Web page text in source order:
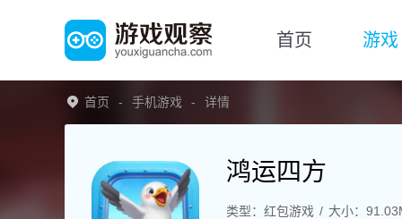
首页 游戏
首页 手机游戏 详情
鸿运四方
类型：红包游戏 大小：